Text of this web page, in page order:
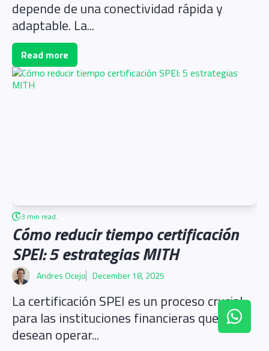
depende de una conectividad rápida y
adaptable. La...
Read more
3 min read.
Cómo reducir tiempo certificación
SPEI: 5 estrategias MITH
Andres Ocejo December 18, 2025
La certificación SPEI es un proceso crucial
para las instituciones financieras que
desean operar...
Chat on